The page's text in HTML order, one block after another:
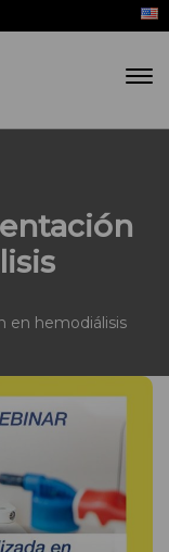
en hemodiálisis